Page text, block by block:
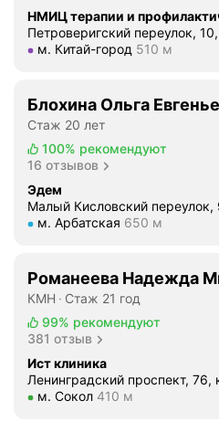
Петроверигский переулок,
Метро м. Китай-город
м. Китай-город 510 м
Блохина Ольга
Стаж 20 лет
100% рекомендуют
16 отзывов
Эдем
Малый Кисловский переулок,
Метро м. Арбатская
м. Арбатская 650 м
Романеева Надежда
КМН
Стаж 21 год
99% рекомендуют
381 отзыв
Ист клиника
Ленинградский проспект, 76,
Метро м. Сокол Расстояние
м. Сокол 410 м